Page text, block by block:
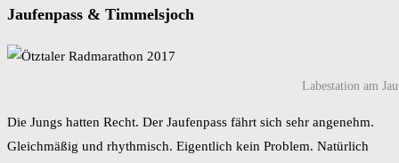
Jaufenpass & Timmelsjoch
Labestation am
Die Jungs hatten Recht. Der Jaufenpass fährt sich sehr angenehm.
Gleichmäßig und rhythmisch. Eigentlich kein Problem. Natürlich